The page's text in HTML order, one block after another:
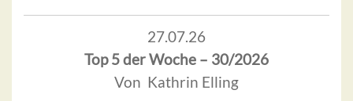
27.07.26
Top 5 der Woche – 30/2026
Von Kathrin Elling